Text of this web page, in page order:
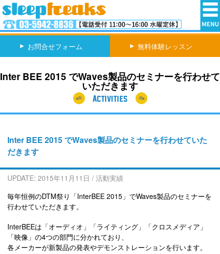
お問合せフォーム 無料体験レッスン
Inter BEE 2015 でWaves製品のセミナーを行わせて
いただきます
Activities
Inter BEE 2015 でWaves製品のセミナーを行わせていた
だきます
UPDATE: 2015年11月11日 / 活動実績
毎年恒例のDTM祭り「InterBEE 2015」でWaves製品のセミナーを
行わせていただきます。
InterBEEは「オーディオ」「ライティング」「クロスメディア」
「映像」の4つの部門に分かれており、
各メーカーが新製品の発表やデモンストレーションを行います。